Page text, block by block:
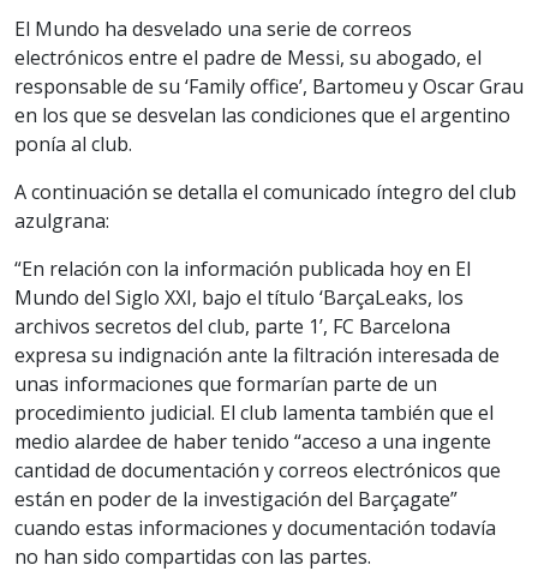
El Mundo ha desvelado una serie de correos
electrónicos entre el padre de Messi, su abogado, el
responsable de su ‘Family office’, Bartomeu y Oscar Grau
en los que se desvelan las condiciones que el argentino
ponía al club.
A continuación se detalla el comunicado íntegro del club
azulgrana:
“En relación con la información publicada hoy en El
Mundo del Siglo XXI, bajo el título ‘BarçaLeaks, los
archivos secretos del club, parte 1’, FC Barcelona
expresa su indignación ante la filtración interesada de
unas informaciones que formarían parte de un
procedimiento judicial. El club lamenta también que el
medio alardee de haber tenido “acceso a una ingente
cantidad de documentación y correos electrónicos que
están en poder de la investigación del Barçagate”
cuando estas informaciones y documentación todavía
no han sido compartidas con las partes.